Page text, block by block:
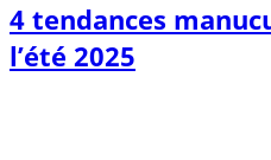
4 tendances
l’été 2025